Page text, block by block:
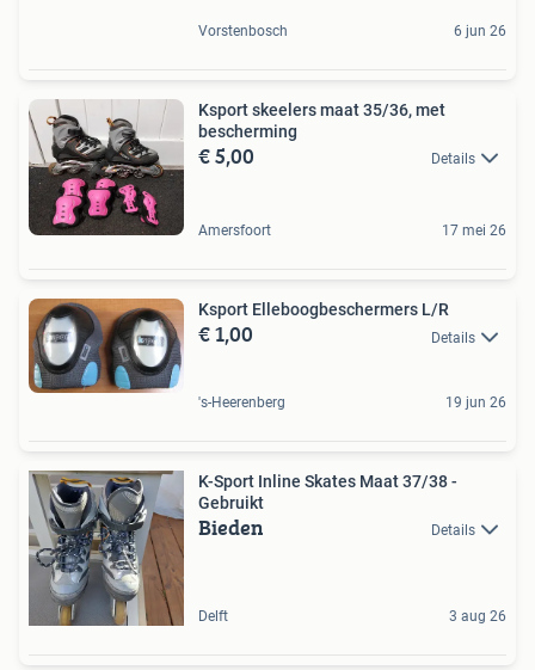
Vorstenbosch 6 jun 26
Ksport skeelers maat 35/36, met
bescherming
€ 5,00 Details
Amersfoort 17 mei 26
Ksport Elleboogbeschermers L/R
€ 1,00 Details
's-Heerenberg 19 jun 26
K-Sport Inline Skates Maat 37/38 -
Gebruikt
Bieden Details
Delft 3 aug 26